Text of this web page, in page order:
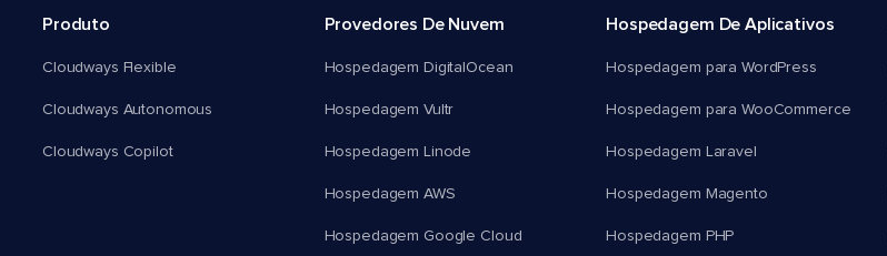
Produto
Cloudways Flexible
Cloudways Autonomous
Cloudways Copilot
Provedores De Nuvem
Hospedagem DigitalOcean
Hospedagem Vultr
Hospedagem Linode
Hospedagem AWS
Hospedagem Google Cloud
Hospedagem De Aplicativos
Hospedagem para WordPress
Hospedagem para WooCommerce
Hospedagem Laravel
Hospedagem Magento
Hospedagem PHP